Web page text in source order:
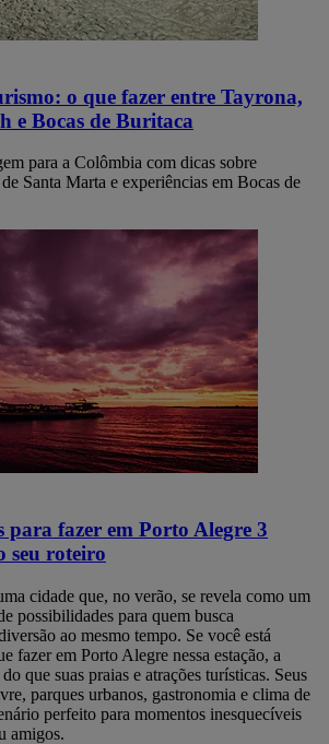
o que fazer entre Tayrona,
e Bocas de Buritaca
para a Colômbia com dicas sobre
Santa Marta e experiências em Bocas de
para fazer em Porto Alegre​ 3
seu roteiro
cidade que, no verão, se revela como um
possibilidades para quem busca
ao mesmo tempo. Se você está
fazer em Porto Alegre nessa estação, a
que suas praias e atrações turísticas. Seus
parques urbanos, gastronomia e clima de
perfeito para momentos inesquecíveis
amigos.